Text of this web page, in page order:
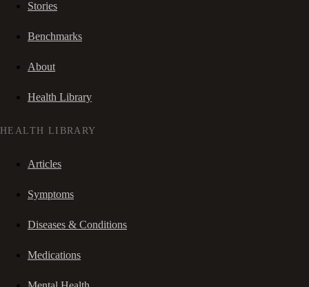
Stories
Benchmarks
About
Health Library
HEALTH LIBRARY
Articles
Symptoms
Diseases & Conditions
Medications